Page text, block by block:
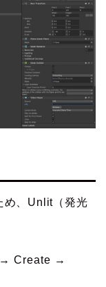
め、Unlit（発光
→ Create →